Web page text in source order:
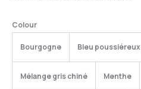
Colour
Bourgogne Bleu poussiéreux
Mélange gris chiné Menthe